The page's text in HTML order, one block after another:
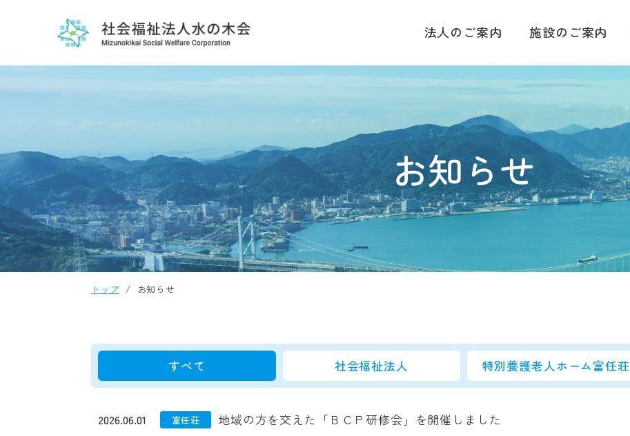
法人のご案内 施設のご案内
お知らせ
トップ お知らせ
すべて 社会福祉法人 特別養護老人ホーム富任荘
2026.06.01 富任荘 地域の方を交えた「ＢＣＰ研修会」を開催しました